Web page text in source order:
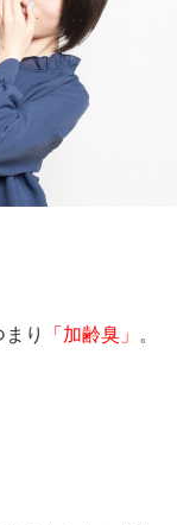
り 「加齢臭」 。